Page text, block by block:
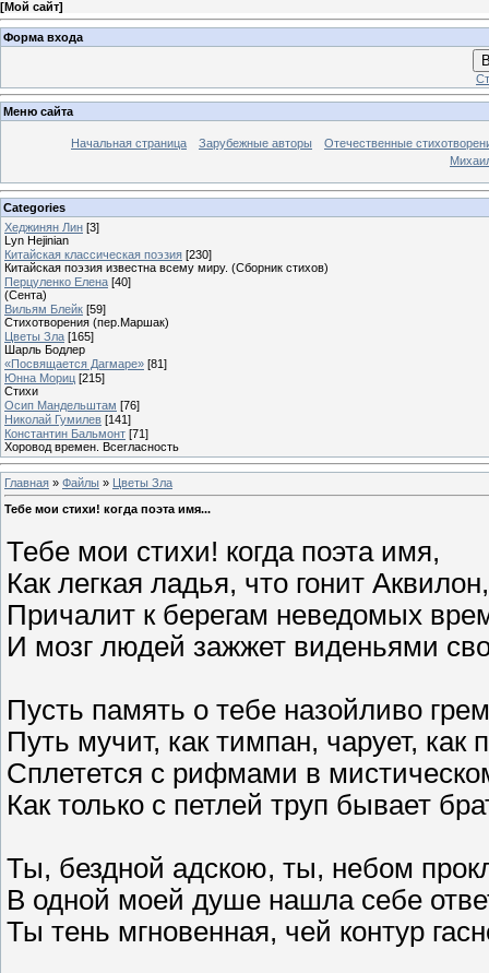
[Мой сайт]
Форма входа
Меню сайта
Начальная страница Зарубежные авторы
Отечественные
Categories
Хеджинян Лин [3]
Lyn Hejinian
Китайская классическая поэзия [230]
Китайская поэзия известна всему миру. (Сборник стихов)
Перцуленко Елена [40]
(Сента)
Вильям Блейк [59]
Стихотворения (пер.Маршак)
Цветы Зла [165]
Шарль Бодлер
«Посвящается Дагмаре» [81]
Юнна Мориц [215]
Стихи
Осип Мандельштам [76]
Николай Гумилев [141]
Константин Бальмонт [71]
Хоровод времен. Всегласность
Главная » Файлы » Цветы Зла
Тебе мои стихи! когда поэта имя...
Тебе мои стихи! когда поэта имя,
Как легкая ладья, что гонит Аквилон,
Причалит к берегам неведомых
И мозг людей зажжет виденьями
Пусть память о тебе назойливо
Путь мучит, как тимпан, чарует, как
Сплетется с рифмами в
Как только с петлей труп бывает
Ты, бездной адскою, ты, небом
В одной моей душе нашла себе
Ты тень мгновенная, чей контур